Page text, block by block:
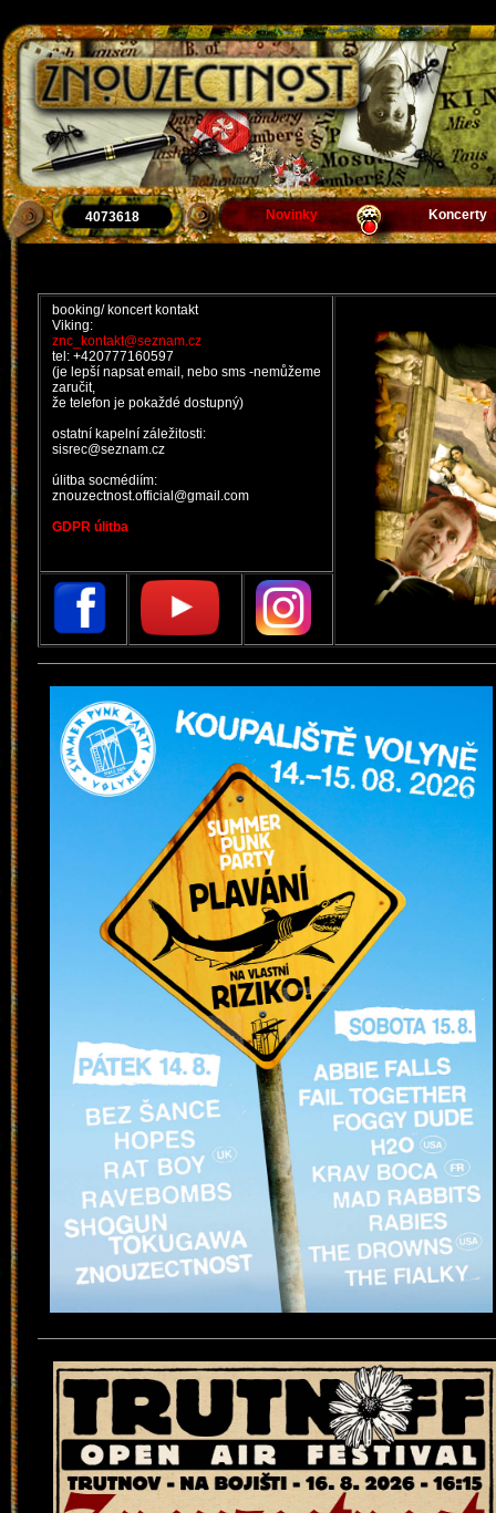
4073618 Novinky Koncerty
booking/ koncert kontakt
Viking:
znc_kontakt@seznam.cz
tel: +420777160597
(je lepší napsat email, nebo sms -nemůžeme
zaručit,
že telefon je pokaždé dostupný)
ostatní kapelní záležitosti:
sisrec@seznam.cz
úlitba socmédiím:
znouzectnost.official@gmail.com
GDPR úlitba